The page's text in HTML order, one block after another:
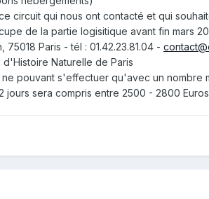
circuit qui nous ont contacté et qui
de la partie logisitique avant fin mars
75018 Paris - tél : 01.42.23.81.04 -
Naturelle de Paris
pouvant s'effectuer qu'avec un nombre
jours sera compris entre 2500 - 2800